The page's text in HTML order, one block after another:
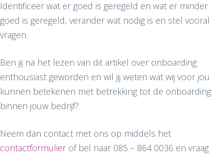
Identificeer wat er goed is geregeld en wat er minder
goed is geregeld, verander wat nodig is en stel vooral
vragen.
Ben jij na het lezen van dit artikel over onboarding
enthousiast geworden en wil jij weten wat wij voor jou
kunnen betekenen met betrekking tot de onboarding
binnen jouw bedrijf?
Neem dan contact met ons op middels het
contactformulierof bel naar 085 – 864 0036 en vraag